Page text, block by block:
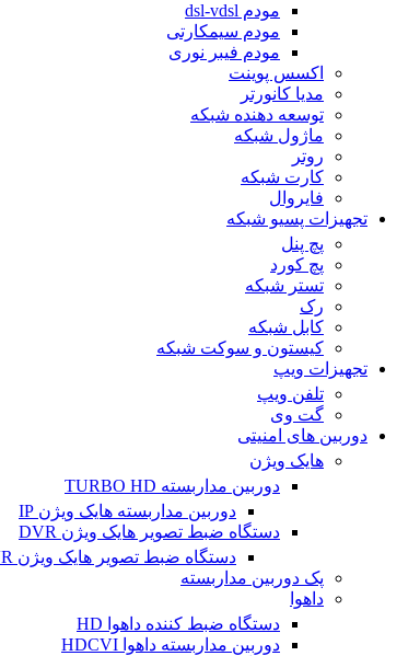
مودم dsl-vdsl
مودم سیمکارتی
مودم فیبر نوری
اکسس پوینت
مدیا کانورتر
توسعه دهنده شبکه
ماژول شبکه
روتر
کارت شبکه
فایروال
تجهیزات پسیو شبکه
پچ پنل
پچ کورد
تستر شبکه
رک
کابل شبکه
کیستون و سوکت شبکه
تجهیزات ویپ
تلفن ویپ
گت وی
دوربین های امنیتی
هایک ویژن
دوربین مداربسته TURBO HD
دوربین مداربسته هایک ویژن IP
دستگاه ضبط تصویر هایک ویژن DVR
دستگاه ضبط تصویر هایک ویژن NVR
پک دوربین مداربسته
داهوا
دستگاه ضبط کننده داهوا HD
دوربین مداربسته داهوا HDCVI